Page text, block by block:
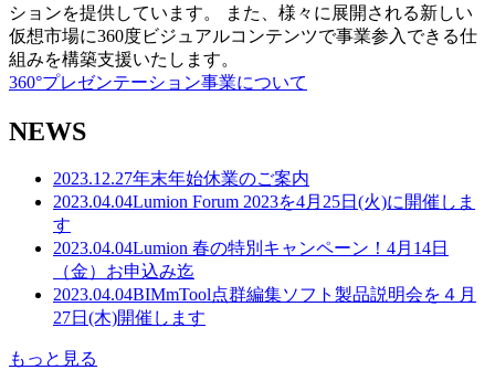
ションを提供しています。 また、様々に展開される新しい
仮想市場に360度ビジュアルコンテンツで事業参入できる仕
組みを構築支援いたします。
360°プレゼンテーション事業について
NEWS
2023.12.27年末年始休業のご案内
2023.04.04Lumion Forum 2023を4月25日(火)に開催しま
す
2023.04.04Lumion 春の特別キャンペーン！4月14日
（金）お申込み迄
2023.04.04BIMmTool点群編集ソフト製品説明会を４月
27日(木)開催します
もっと見る